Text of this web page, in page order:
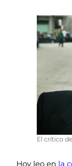
El crítico
Hoy leo en la